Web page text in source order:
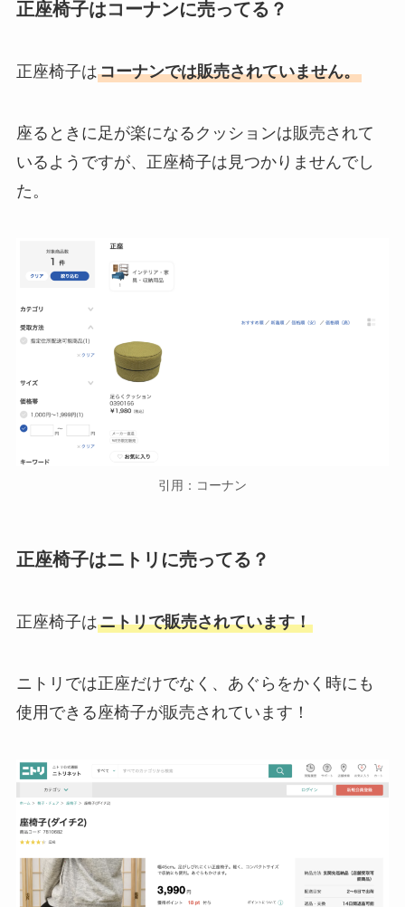
正座椅子はコーナンに売ってる？
正座椅子はコーナンでは販売されていません。
座るときに足が楽になるクッションは販売されて
いるようですが、正座椅子は見つかりませんでし
た。
引用：コーナン
正座椅子はニトリに売ってる？
正座椅子はニトリで販売されています！
ニトリでは正座だけでなく、あぐらをかく時にも
使用できる座椅子が販売されています！